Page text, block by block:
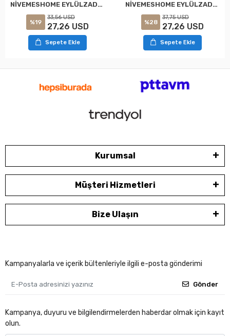
NİVEMESHOME EYLÜLZADE GOLD DETAY 1/2,5 PİLELİ TÜL PERDE APM
%19
33,56 USD
27,26 USD
Sepete Ekle
NİVEMESHOME EYLÜLZADE GOLD DETAY 1/3 PİLELİ TÜL PERDE APM
%28
37,75 USD
27,26 USD
Sepete Ekle
Kurumsal
Müşteri Hizmetleri
Bize Ulaşın
Kampanyalarla ve içerik bültenleriyle ilgili e-posta gönderimi
Gönder
Kampanya, duyuru ve bilgilendirmelerden haberdar olmak için kayıt
olun.